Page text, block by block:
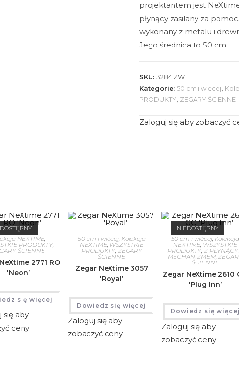
projektantem jest
płynący zasilany za
wykonany z metalu i
Jego średnica to 50 cm.
SKU: 3284 ZW
Kategorie: 50 cm i więcej,
PRODUKTY, ZEGARY ŚCIENNE
Zaloguj się aby zobaczyć
NEXTIME,
PRODUKTY,
ŚCIENNE
2771 RO
'Neon’
się więcej
się aby
ceny
50 cm i więcej, Kolekcja
NEXTIME,WSZYSTKIE
PRODUKTY, ZEGARY
ŚCIENNE
Zegar NeXtime 3057
'Royal’
Dowiedz się więcej
Zaloguj się aby
zobaczyć ceny
NIEDOSTĘPNY
50 cm i więcej, Kolekcja
NEXTIME,WSZYSTKIE
PRODUKTY, Z
MECHANIZMEM,
ŚCIENNE
Zegar NeXtime 2610
'Plug Inn’
Dowiedz się więcej
Zaloguj się aby
zobaczyć ceny